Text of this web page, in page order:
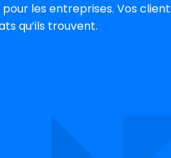
les entreprises. Vos
qu’ils trouvent.